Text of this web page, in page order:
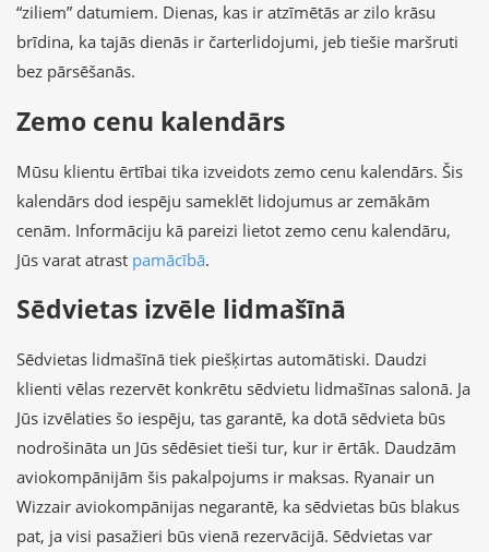
“ziliem” datumiem. Dienas, kas ir atzīmētās ar zilo krāsu
brīdina, ka tajās dienās ir čarterlidojumi, jeb tiešie maršruti
bez pārsēšanās.
Zemo cenu kalendārs
Mūsu klientu ērtībai tika izveidots zemo cenu kalendārs. Šis
kalendārs dod iespēju sameklēt lidojumus ar zemākām
cenām. Informāciju kā pareizi lietot zemo cenu kalendāru,
Jūs varat atrast pamācībā.
Sēdvietas izvēle lidmašīnā
Sēdvietas lidmašīnā tiek piešķirtas automātiski. Daudzi
klienti vēlas rezervēt konkrētu sēdvietu lidmašīnas salonā. Ja
Jūs izvēlaties šo iespēju, tas garantē, ka dotā sēdvieta būs
nodrošināta un Jūs sēdēsiet tieši tur, kur ir ērtāk. Daudzām
aviokompānijām šis pakalpojums ir maksas. Ryanair un
Wizzair aviokompānijas negarantē, ka sēdvietas būs blakus
pat, ja visi pasažieri būs vienā rezervācijā. Sēdvietas var